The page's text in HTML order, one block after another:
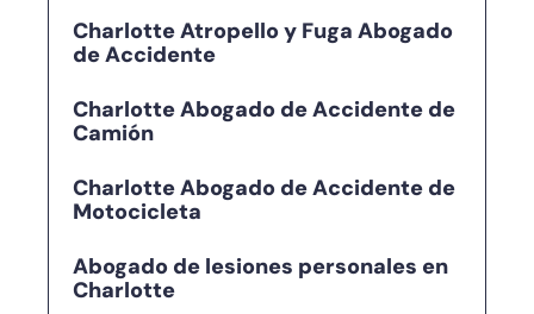
Charlotte Atropello y Fuga Abogado
de Accidente
Charlotte Abogado de Accidente de
Camión
Charlotte Abogado de Accidente de
Motocicleta
Abogado de lesiones personales en
Charlotte